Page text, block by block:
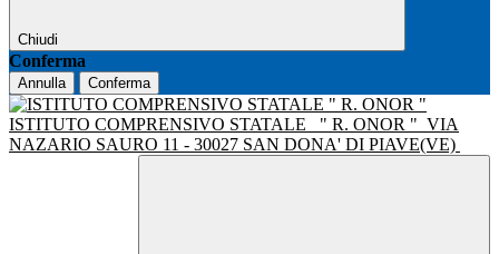
Chiudi
Conferma
Annulla Conferma
ISTITUTO COMPRENSIVO STATALE " R. ONOR " VIA
NAZARIO SAURO 11 - 30027 SAN DONA' DI PIAVE(VE)